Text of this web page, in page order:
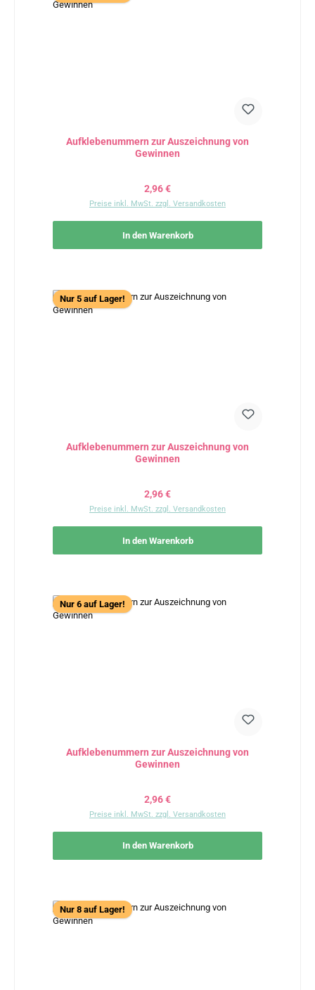
Aufklebenummern zur Auszeichnung von
Gewinnen
Regulärer Preis:
2,96 €
Preise inkl. MwSt. zzgl. Versandkosten
In den Warenkorb
Nur 5 auf Lager!
Aufklebenummern zur Auszeichnung von
Gewinnen
Regulärer Preis:
2,96 €
Preise inkl. MwSt. zzgl. Versandkosten
In den Warenkorb
Nur 6 auf Lager!
Aufklebenummern zur Auszeichnung von
Gewinnen
Regulärer Preis:
2,96 €
Preise inkl. MwSt. zzgl. Versandkosten
In den Warenkorb
Nur 8 auf Lager!